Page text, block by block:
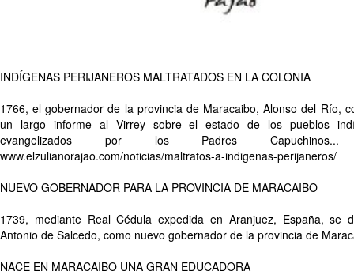
INDÍGENAS PERIJANEROS MALTRATADOS EN LA COLONIA
1766, el gobernador de la provincia de Maracaibo, Alonso del Río,
un largo informe al Virrey sobre el estado de los pueblos
evangelizados por los Padres
www.elzulianorajao.com/noticias/maltratos-a-indigenas-perijaneros/
NUEVO GOBERNADOR PARA LA PROVINCIA DE MARACAIBO
1739, mediante Real Cédula expedida en Aranjuez, España, se
Antonio de Salcedo, como nuevo gobernador de la provincia de
NACE EN MARACAIBO UNA GRAN EDUCADORA